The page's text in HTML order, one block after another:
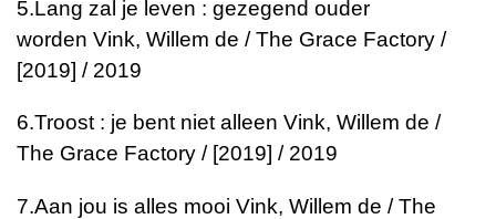
5.Lang zal je leven : gezegend ouder
worden Vink, Willem de / The Grace Factory /
[2019] / 2019
6.Troost : je bent niet alleen Vink, Willem de /
The Grace Factory / [2019] / 2019
7.Aan jou is alles mooi Vink, Willem de / The